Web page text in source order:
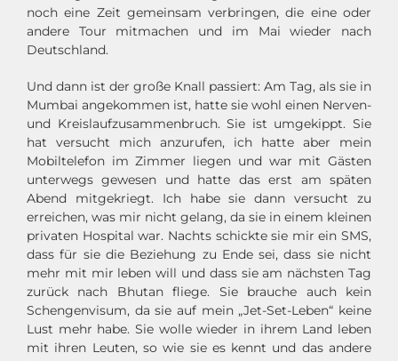
noch eine Zeit gemeinsam verbringen, die eine oder
andere Tour mitmachen und im Mai wieder nach
Deutschland.
Und dann ist der große Knall passiert: Am Tag, als sie in
Mumbai angekommen ist, hatte sie wohl einen Nerven-
und Kreislaufzusammenbruch. Sie ist umgekippt. Sie
hat versucht mich anzurufen, ich hatte aber mein
Mobiltelefon im Zimmer liegen und war mit Gästen
unterwegs gewesen und hatte das erst am späten
Abend mitgekriegt. Ich habe sie dann versucht zu
erreichen, was mir nicht gelang, da sie in einem kleinen
privaten Hospital war. Nachts schickte sie mir ein SMS,
dass für sie die Beziehung zu Ende sei, dass sie nicht
mehr mit mir leben will und dass sie am nächsten Tag
zurück nach Bhutan fliege. Sie brauche auch kein
Schengenvisum, da sie auf mein „Jet-Set-Leben“ keine
Lust mehr habe. Sie wolle wieder in ihrem Land leben
mit ihren Leuten, so wie sie es kennt und das andere